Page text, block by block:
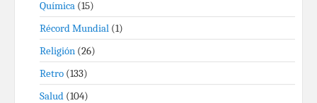
Química (15)
Récord Mundial (1)
Religión (26)
Retro (133)
Salud (104)